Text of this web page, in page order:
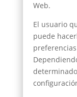
Web.
El usuario
puede